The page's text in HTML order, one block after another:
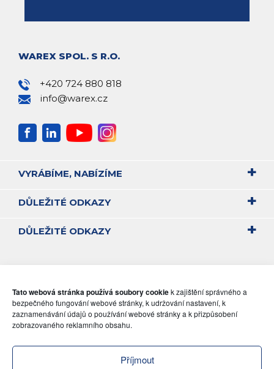
Tato webová stránka používá soubory cookiek zajištění správného a
bezpečného fungování webové stránky, k udržování nastavení, k
zaznamenávání údajů o používání webové stránky a k přizpůsobení
zobrazovaného reklamního obsahu.
Příjmout
WAREX SPOL. S R.O.
+420 724 880 818
info@warex.cz
VYRÁBÍME, NABÍZÍME
DŮLEŽITÉ ODKAZY
DŮLEŽITÉ ODKAZY